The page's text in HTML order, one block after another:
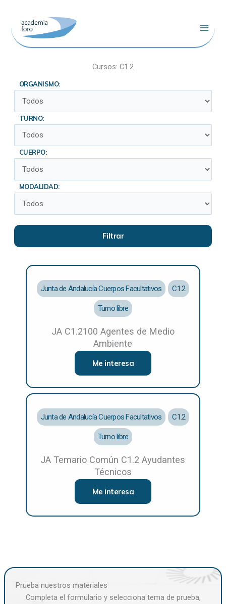
contenido
Cursos: C1.2
ORGANISMO:
TURNO:
CUERPO:
MODALIDAD:
Junta de Andalucía Cuerpos Facultativos C1.2
Turno libre
JA C1.2100 Agentes de Medio
Ambiente
Me interesa
Junta de Andalucía Cuerpos Facultativos C1.2
Turno libre
JA Temario Común C1.2 Ayudantes
Técnicos
Me interesa
Prueba nuestros materiales
Completa el formulario y selecciona tema de prueba,